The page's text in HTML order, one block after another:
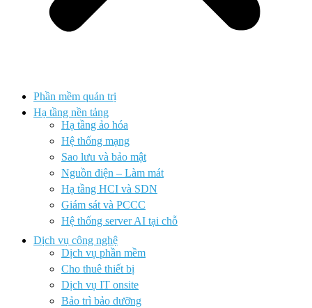
Phần mềm quản trị
Hạ tầng nền tảng
Hạ tầng ảo hóa
Hệ thống mạng
Sao lưu và bảo mật
Nguồn điện – Làm mát
Hạ tầng HCI và SDN
Giám sát và PCCC
Hệ thống server AI tại chỗ
Dịch vụ công nghệ
Dịch vụ phần mềm
Cho thuê thiết bị
Dịch vụ IT onsite
Bảo trì bảo dưỡng